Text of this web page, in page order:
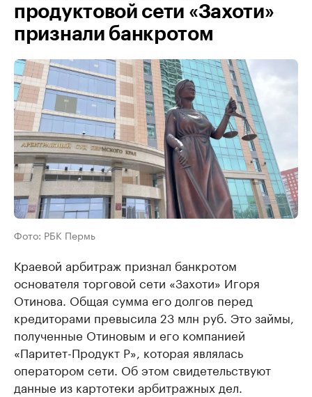
продуктовой сети «Захоти»
признали банкротом
Фото: РБК Пермь
Краевой арбитраж признал банкротом
основателя торговой сети «Захоти» Игоря
Отинова. Общая сумма его долгов перед
кредиторами превысила 23 млн руб. Это займы,
полученные Отиновым и его компанией
«Паритет-Продукт Р», которая являлась
оператором сети. Об этом свидетельствуют
данные из картотеки арбитражных дел.